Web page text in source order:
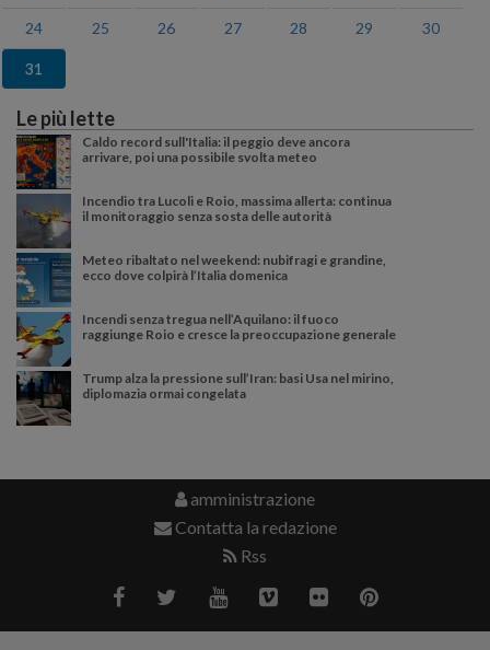
24 25 26 27 28 29 30
31
Le più lette
Caldo record sull'Italia: il peggio deve ancora
arrivare, poi una possibile svolta meteo
Incendio tra Lucoli e Roio, massima allerta: continua
il monitoraggio senza sosta delle autorità
Meteo ribaltato nel weekend: nubifragi e grandine,
ecco dove colpirà l’Italia domenica
Incendi senza tregua nell’Aquilano: il fuoco
raggiunge Roio e cresce la preoccupazione generale
Trump alza la pressione sull’Iran: basi Usa nel mirino,
diplomazia ormai congelata
amministrazione
Contatta la redazione
Rss